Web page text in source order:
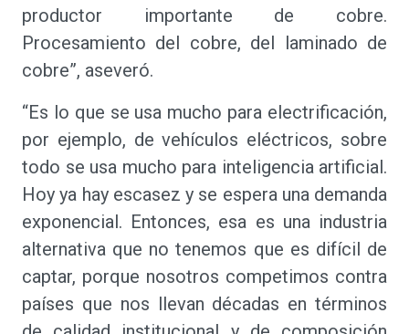
productor importante de cobre.
Procesamiento del cobre, del laminado de
cobre”, aseveró.
“Es lo que se usa mucho para electrificación,
por ejemplo, de vehículos eléctricos, sobre
todo se usa mucho para inteligencia artificial.
Hoy ya hay escasez y se espera una demanda
exponencial. Entonces, esa es una industria
alternativa que no tenemos que es difícil de
captar, porque nosotros competimos contra
países que nos llevan décadas en términos